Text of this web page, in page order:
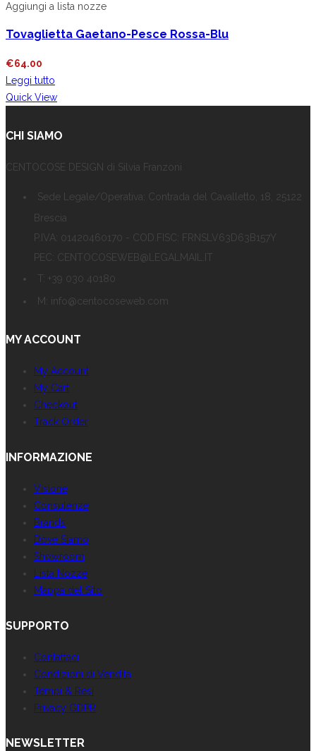
Aggiungi a lista nozze
Tovaglietta Gaetano-Pesce Rossa-Blu
€64.00
Leggi tutto
Quick View
CHI SIAMO
CENTOCOSE DESIGN di Silvia Franzoni
Sede Legale/Operativa: Contrada del Cavalletto, 18, 25122
Brescia
P.IVA: 01420460170 - COD.FISC: FRNSLV63D63B157Y
PEC: CENTOCOSEWEB@LEGALMAIL.IT
T: +39 030 40180
M: info@centocoseweb.com
MY ACCOUNT
My Account
My Cart
Checkout
Track Order
INFORMAZIONE
Visione
Consulenze
Brands
Dove Siamo
Showroom
Lista Nozze
Mappa del Sito
SUPPORTO
Contattaci
Condizioni di Vendita
Tempi & Resi
Privacy GDPR
NEWSLETTER